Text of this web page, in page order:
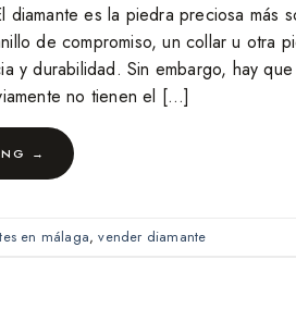
diamante es la piedra preciosa más
de compromiso, un collar u otra
y durabilidad. Sin embargo, hay
no tienen el […]
→
en málaga,vender diamante